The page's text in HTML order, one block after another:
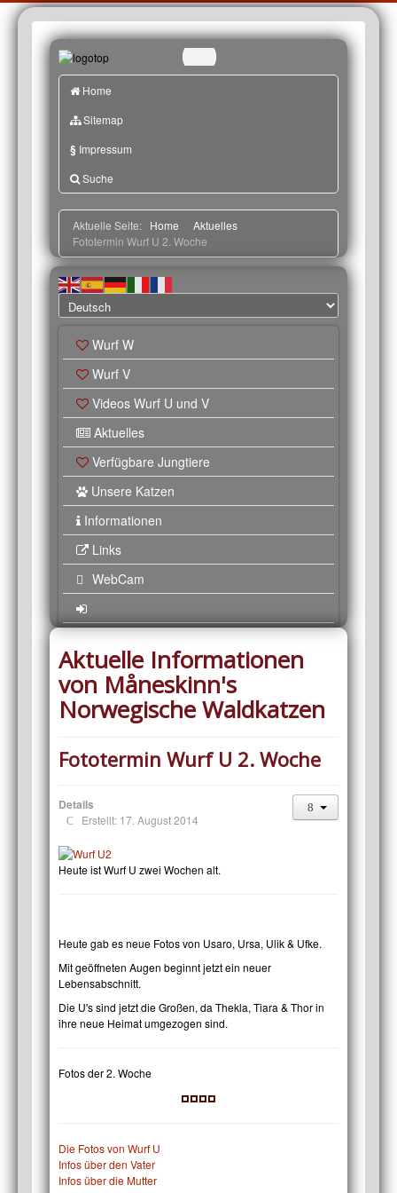
Home
Sitemap
§ Impressum
Suche
Aktuelle Seite: Home
Aktuelles
Fototermin Wurf U 2. Woche
Wurf W
Wurf V
Videos Wurf U und V
Aktuelles
Verfügbare Jungtiere
Unsere Katzen
Informationen
Links
WebCam
Aktuelle Informationen
von Måneskinn's
Norwegische Waldkatzen
Fototermin Wurf U 2. Woche
Details
Erstellt: 17. August 2014
Heute ist Wurf U zwei Wochen alt.
Heute gab es neue Fotos von Usaro, Ursa, Ulik & Ufke.
Mit geöffneten Augen beginnt jetzt ein neuer
Lebensabschnitt.
Die U's sind jetzt die Großen, da Thekla, Tiara & Thor in
ihre neue Heimat umgezogen sind.
Fotos der 2. Woche
Die Fotos von Wurf U
Infos über den Vater
Infos über die Mutter